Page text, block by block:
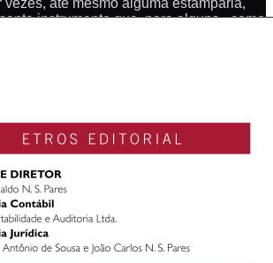
vezes, até mesmo alguma estamparia,
instrumento que, para alguns - como
que porta uma Arma Longa e necessita
para se manter vivo num ambiente hostil,
que, por amor à História ou até
Mecânica, existente na Engenharia que
de Arma Curta, os colecionam com
em boa condição.